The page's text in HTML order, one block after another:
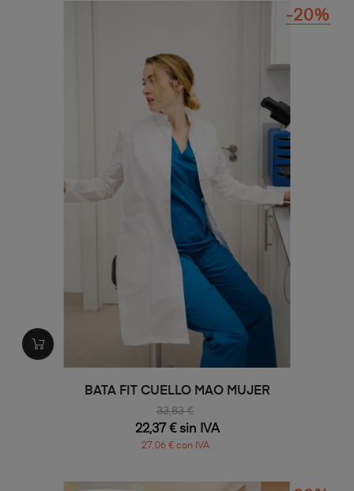
BATA FIT CUELLO MAO MUJER
33,83 €
-20%
22,37 € sin IVA
27,06 € con IVA